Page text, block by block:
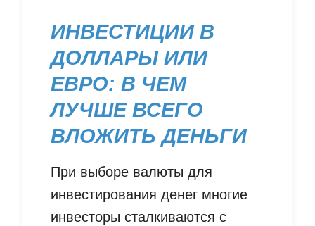
ИНВЕСТИЦИИ В
ДОЛЛАРЫ ИЛИ
ЕВРО: В ЧЕМ
ЛУЧШЕ ВСЕГО
ВЛОЖИТЬ ДЕНЬГИ
При выборе валюты для
инвестирования денег многие
инвесторы сталкиваются с